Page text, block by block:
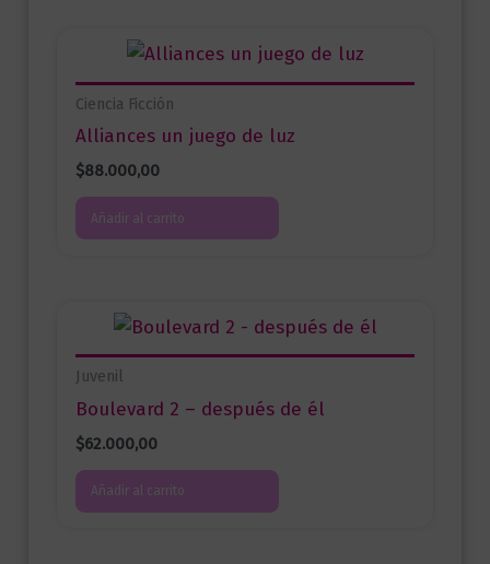
Ciencia Ficción
Alliances un juego de luz
$88.000,00
Añadir al carrito
Juvenil
Boulevard 2 – después de él
$62.000,00
Añadir al carrito